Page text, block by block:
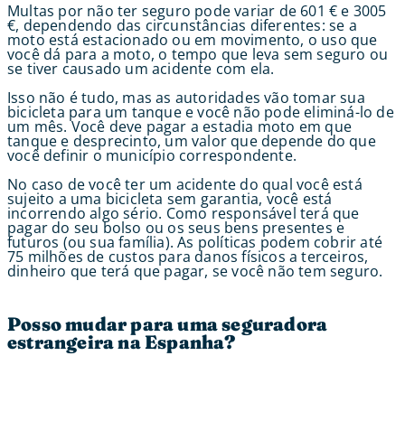
Multas por não ter seguro pode variar de 601 € e 3005
€, dependendo das circunstâncias diferentes: se a
moto está estacionado ou em movimento, o uso que
você dá para a moto, o tempo que leva sem seguro ou
se tiver causado um acidente com ela.
Isso não é tudo, mas as autoridades vão tomar sua
bicicleta para um tanque e você não pode eliminá-lo de
um mês. Você deve pagar a estadia moto em que
tanque e desprecinto, um valor que depende do que
você definir o município correspondente.
No caso de você ter um acidente do qual você está
sujeito a uma bicicleta sem garantia, você está
incorrendo algo sério. Como responsável terá que
pagar do seu bolso ou os seus bens presentes e
futuros (ou sua família). As políticas podem cobrir até
75 milhões de custos para danos físicos a terceiros,
dinheiro que terá que pagar, se você não tem seguro.
Posso mudar para uma seguradora
estrangeira na Espanha?